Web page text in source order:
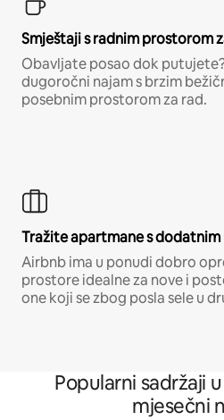
Smještaji s radnim prostorom
Obavljate posao dok
dugoročni najam s brzim
posebnim prostorom za rad.
Tražite apartmane s dodatnim
Airbnb ima u ponudi dobro
prostore idealne za nove i
one koji se zbog posla sele u
Popularni sadržaji
mjesečni